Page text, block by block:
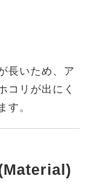
長いため、ア
コリが出にく
す。